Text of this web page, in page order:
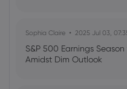
Sophia Claire 2025 Jul 03,
S&P 500 Earnings
Amidst Dim Outlook